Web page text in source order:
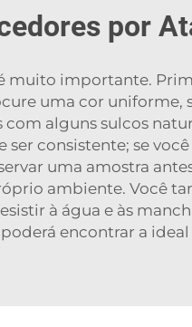
por
importante.
uma cor uniforme,
alguns sulcos
ser consistente; se
uma amostra
ambiente. Você
à água e às
encontrar a